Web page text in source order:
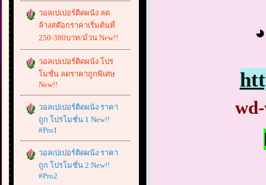
วอลเปเปอร์ติดผนัง ลด
ล้างสต๊อกราคาเริ่มต้นที่
250-380บาท/ม้วน New!!
วอลเปเปอร์ติดผนัง โปร
โมชั่น ลดราคาถูกพิเศษ
New!!
วอลเปเปอร์ติดผนัง ราคา
ถูก โปรโมชั่น 1 New!!
#Pro1
วอลเปเปอร์ติดผนัง ราคา
ถูก โปรโมชั่น 2 New!!
#Pro2